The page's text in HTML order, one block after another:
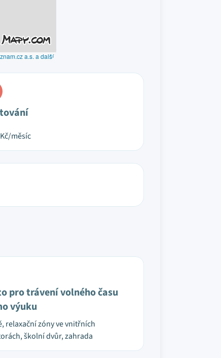
a.s. a další
Kč/měsíc
pro trávení volného času
výuku
relaxační zóny ve vnitřních
školní dvůr, zahrada